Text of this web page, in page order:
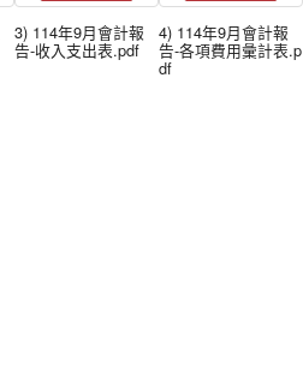
3) 114年9月會計報
告-收入支出表.pdf
4) 114年9月會計報
告-各項費用彙計表.p
df